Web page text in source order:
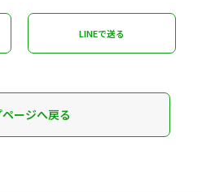
LINEで送る
ページへ戻る